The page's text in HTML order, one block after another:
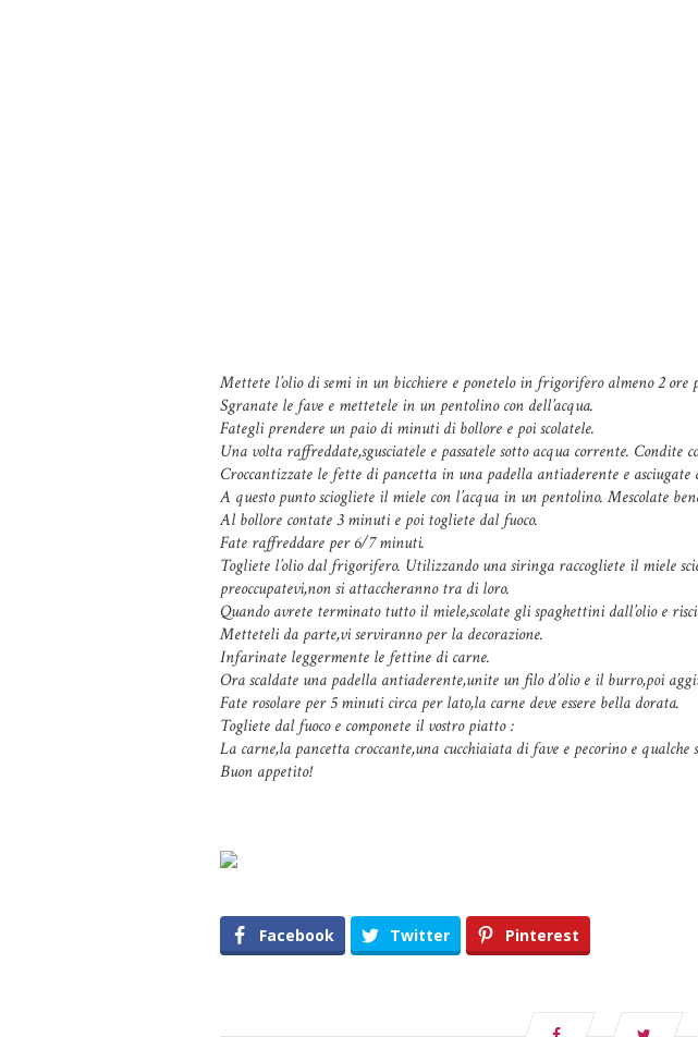
Mettete l’olio di semi in un bicchiere e ponetelo in frigorifero almeno 2 ore
Sgranate le fave e mettetele in un pentolino con dell’acqua.
Fategli prendere un paio di minuti di bollore e poi scolatele.
Una volta raffreddate,sgusciatele e passatele sotto acqua corrente. Condite
Croccantizzate le fette di pancetta in una padella antiaderente e asciugate
A questo punto sciogliete il miele con l’acqua in un pentolino. Mescolate
Al bollore contate 3 minuti e poi togliete dal fuoco.
Fate raffreddare per 6/7 minuti.
Togliete l’olio dal frigorifero. Utilizzando una siringa raccogliete il miele
preoccupatevi,non si attaccheranno tra di loro.
Quando avrete terminato tutto il miele,scolate gli spaghettini dall’olio e
Metteteli da parte,vi serviranno per la decorazione.
Infarinate leggermente le fettine di carne.
Ora scaldate una padella antiaderente,unite un filo d’olio e il burro,poi
Fate rosolare per 5 minuti circa per lato,la carne deve essere bella dorata.
Togliete dal fuoco e componete il vostro piatto :
La carne,la pancetta croccante,una cucchiaiata di fave e pecorino e
Buon appetito!
Facebook Twitter Pinterest